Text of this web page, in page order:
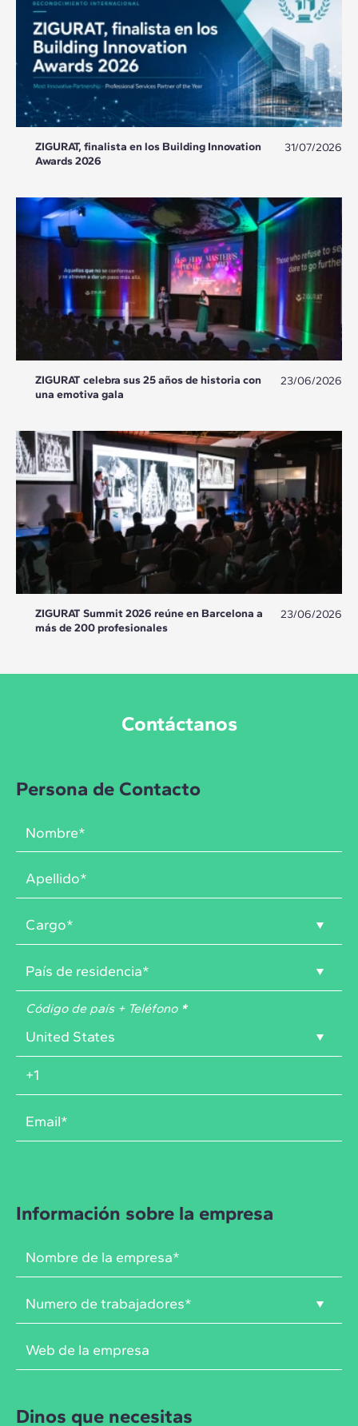
ZIGURAT, finalista en los Building Innovation
Awards 2026
31/07/2026
ZIGURAT celebra sus 25 años de historia con
una emotiva gala
23/06/2026
ZIGURAT Summit 2026 reúne en Barcelona a
más de 200 profesionales
23/06/2026
Contáctanos
Persona de Contacto
Código de país + Teléfono *
Información sobre la empresa
Dinos que necesitas